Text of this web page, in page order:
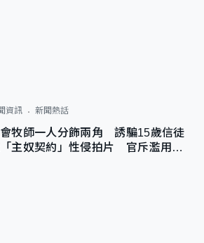
資訊 新聞熱話
牧師一人分飾兩角 誘騙15歲信徒
主奴契約」性侵拍片 官斥濫用教